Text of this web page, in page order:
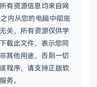
有资源信息均来自网
内从您的电脑中彻底
关，所有资源仅供学
载此文件，表示您同
其他用途，否则一切
程序，请支持正版软
务。